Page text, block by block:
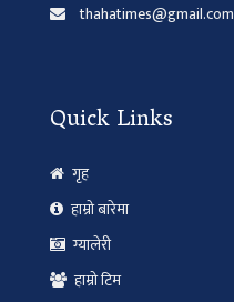
thahatimes@gmail.com
Quick Links
गृह
हाम्रो बारेमा
ग्यालेरी
हाम्रो टिम